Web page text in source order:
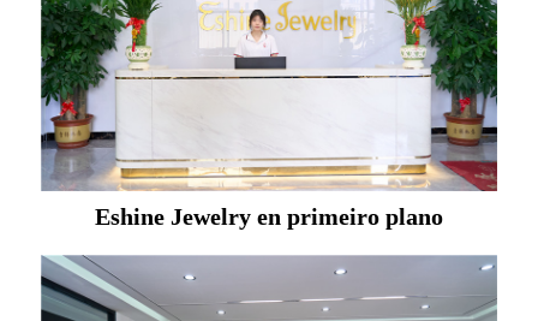
Eshine Jewelry en primeiro plano